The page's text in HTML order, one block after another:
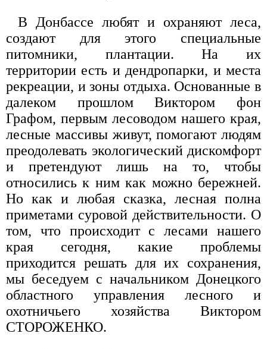
В Донбассе любят и охраняют леса,
создают для этого специальные
питомники, плантации. На их
территории есть и дендропарки, и места
рекреации, и зоны отдыха. Основанные в
далеком прошлом Виктором фон
Графом, первым лесоводом нашего края,
лесные массивы живут, помогают людям
преодолевать экологический дискомфорт
и претендуют лишь на то, чтобы
относились к ним как можно бережней.
Но как и любая сказка, лесная полна
приметами суровой действительности. О
том, что происходит с лесами нашего
края сегодня, какие проблемы
приходится решать для их сохранения,
мы беседуем с начальником Донецкого
областного управления лесного и
охотничьего хозяйства Виктором
СТОРОЖЕНКО.